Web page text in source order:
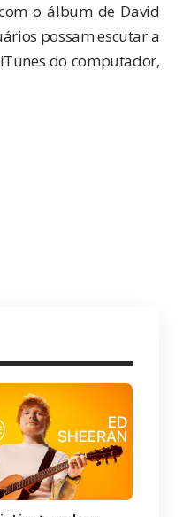
oálbum de David
possam escutar a
do computador,